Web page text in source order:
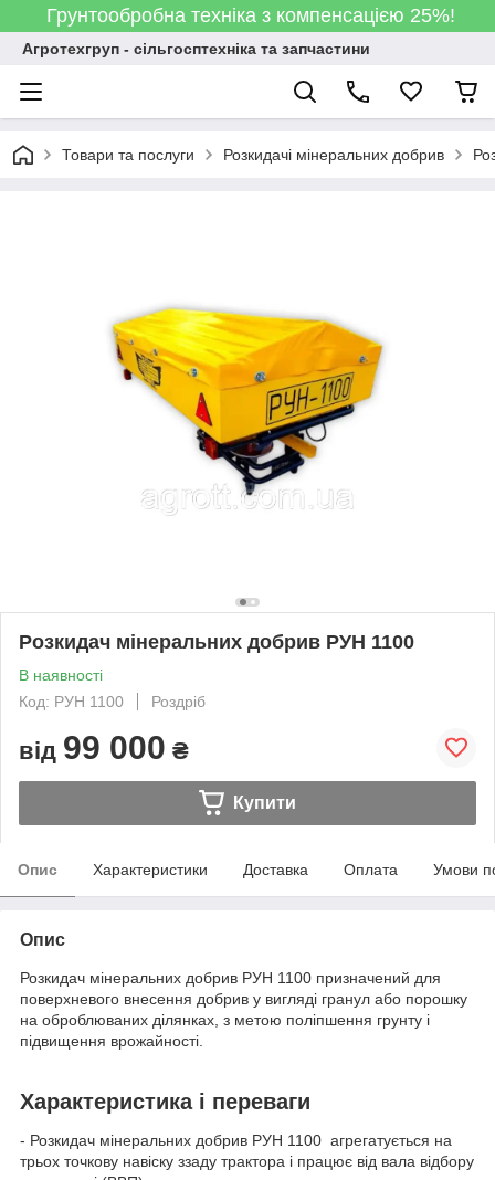
Грунтообробна техніка з компенсацією 25%!
Агротехгруп - сільгосптехніка та запчастини
Товари та послуги Розкидачі мінеральних добрив
Розкидач мінеральних добрив РУН 1100
В наявності
Код: РУН 1100
Роздріб
від 99 000 ₴
Купити
Опис Характеристики Доставка Оплата Умови
Опис
Розкидач мінеральних добрив РУН 1100 призначений для
поверхневого внесення добрив у вигляді гранул або порошку
на оброблюваних ділянках, з метою поліпшення грунту і
підвищення врожайності.
Характеристика і переваги
- Розкидач мінеральних добрив РУН 1100 агрегатується на
трьох точкову навіску ззаду трактора і працює від вала відбору